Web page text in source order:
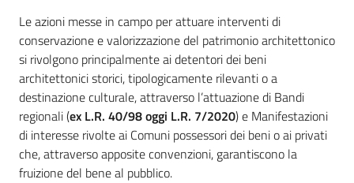
Mediateca
Giuseppe
Guglielmi
Seguici
su
Le azioni messe in campo per attuare interventi di
conservazione e valorizzazione del patrimonio architettonico
si rivolgono principalmente ai detentori dei beni
architettonici storici, tipologicamente rilevanti o a
destinazione culturale, attraverso l’attuazione di Bandi
regionali (ex L.R. 40/98 oggi L.R. 7/2020) e Manifestazioni
di interesse rivolte ai Comuni possessori dei beni o ai privati
che, attraverso apposite convenzioni, garantiscono la
fruizione del bene al pubblico.